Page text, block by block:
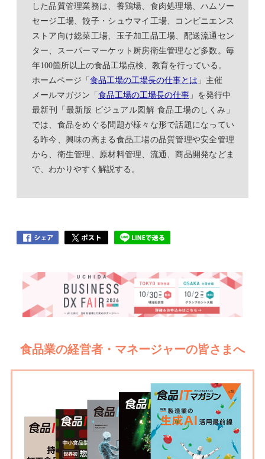
した品質管理業務は、養鶏場、食肉処理場、ハムソー
セージ工場、餃子・シュウマイ工場、コンビニエンス
ストア向け総菜工場、玉子加工品工場、配送流通セン
ター、スーパーマーケット厨房衛生管理など多数。毎
年100箇所以上の食品工場点検、教育を行っている。
ホームページ「食品工場の工場長の仕事とは 」主催
メールマガジン「食品工場の工場長の仕事」を発行中
最新刊「最新版 ビジュアル図解 食品工場のしくみ」
では、食品をめぐる問題が様々な形で話題になってい
る昨今、興味の高まる食品工場の品質管理や安全管理
から、衛生管理、原材料管理、流通、商品開発などま
で、わかりやすく解説する。
食品業の経営者・マネージャーの皆さまへ